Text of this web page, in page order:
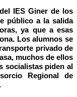
IES Giner de los
público a la salida
ya que a esas
Los alumnos se
privado de
muchos de ellos
socialistas piden al
Regional de